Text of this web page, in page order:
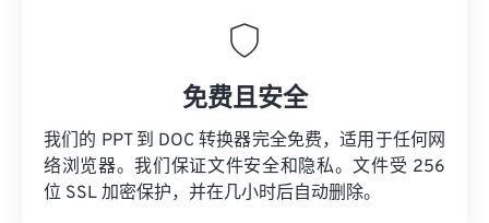
免费且安全
我们的 PPT 到 DOC 转换器完全免费，适用于任何网
络浏览器。我们保证文件安全和隐私。文件受 256
位 SSL 加密保护，并在几小时后自动删除。